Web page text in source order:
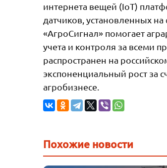
интернета вещей (IoT)
датчиков, установленных
«АгроСигнал» помогает
учета и контроля за всеми
распространен на
экспоненциальный рост за
агробизнесе.
Похожие новости